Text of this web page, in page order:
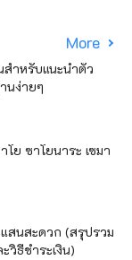
More
สำหรับแนะนำตัว
นง่ายๆ
ย ซาโยนาระ เซมา
สนสะดวก (สรุปรวม
วิธีชำระเงิน)